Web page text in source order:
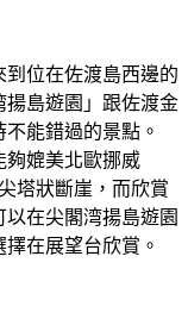
位在佐渡島西邊的
揚島遊園」跟佐渡金
能錯過的景點。
夠媲美北歐挪威
塔狀斷崖，而欣賞
在尖閣湾揚島遊園
在展望台欣賞。